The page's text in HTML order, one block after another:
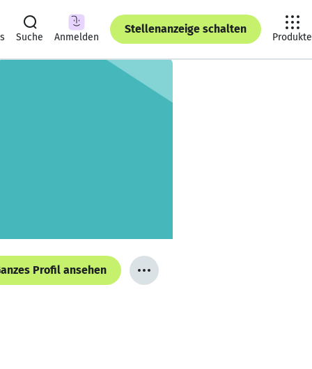
Suche Anmelden
Stellenanzeige schalten
Produkte
Profil ansehen